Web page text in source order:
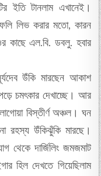
ইতি টানলাম এখানেই।
লিভ করার মতো, কারন
কাছে এল.বি. ডবলু. হবার
উঁকি মারছেন আকাশ
চমৎকার দেখাচ্ছে। আর
বিস্তীর্ণ অঞ্চল। ঘন
রহস্য উঁকিঝুঁকি মারছে।
থেকে দার্জিলিং জমজমাট
হিল দেখতে গিয়েছিলাম